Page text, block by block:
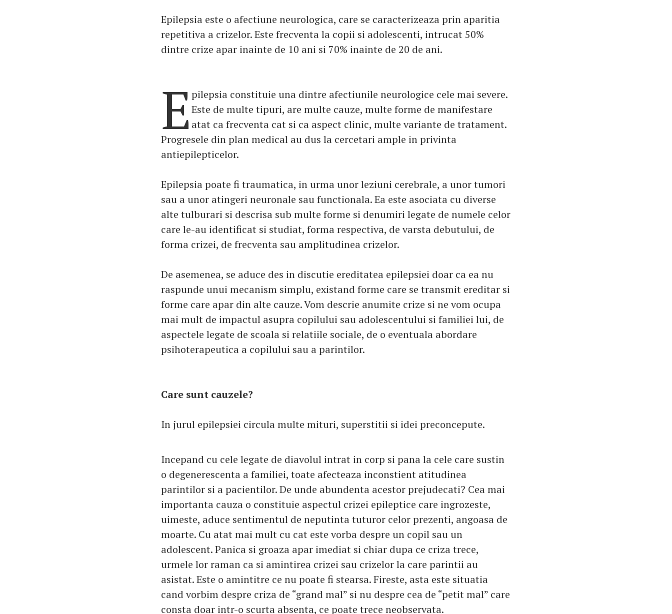
Epilepsia este o afectiune neurologica, care se caracterizeaza prin aparitia
repetitiva a crizelor. Este frecventa la copii si adolescenti, intrucat 50%
dintre crize apar inainte de 10 ani si 70% inainte de 20 de ani.
E pilepsia constituie una dintre afectiunile neurologice cele mai severe.
Este de multe tipuri, are multe cauze, multe forme de manifestare
atat ca frecventa cat si ca aspect clinic, multe variante de tratament.
Progresele din plan medical au dus la cercetari ample in privinta
antiepilepticelor.
Epilepsia poate fi traumatica, in urma unor leziuni cerebrale, a unor tumori
sau a unor atingeri neuronale sau functionala. Ea este asociata cu diverse
alte tulburari si descrisa sub multe forme si denumiri legate de numele celor
care le-au identificat si studiat, forma respectiva, de varsta debutului, de
forma crizei, de frecventa sau amplitudinea crizelor.
De asemenea, se aduce des in discutie ereditatea epilepsiei doar ca ea nu
raspunde unui mecanism simplu, existand forme care se transmit ereditar si
forme care apar din alte cauze. Vom descrie anumite crize si ne vom ocupa
mai mult de impactul asupra copilului sau adolescentului si familiei lui, de
aspectele legate de scoala si relatiile sociale, de o eventuala abordare
psihoterapeutica a copilului sau a parintilor.
Care sunt cauzele?
In jurul epilepsiei circula multe mituri, superstitii si idei preconcepute.
Incepand cu cele legate de diavolul intrat in corp si pana la cele care sustin
o degenerescenta a familiei, toate afecteaza inconstient atitudinea
parintilor si a pacientilor. De unde abundenta acestor prejudecati? Cea mai
importanta cauza o constituie aspectul crizei epileptice care ingrozeste,
uimeste, aduce sentimentul de neputinta tuturor celor prezenti, angoasa de
moarte. Cu atat mai mult cu cat este vorba despre un copil sau un
adolescent. Panica si groaza apar imediat si chiar dupa ce criza trece,
urmele lor raman ca si amintirea crizei sau crizelor la care parintii au
asistat. Este o amintitre ce nu poate fi stearsa. Fireste, asta este situatia
cand vorbim despre criza de “grand mal” si nu despre cea de “petit mal” care
consta doar intr-o scurta absenta, ce poate trece neobservata.